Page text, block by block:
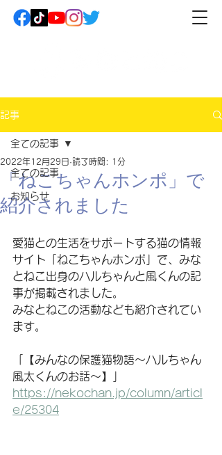
記事
全ての記事
お知らせ
全ての記事
「ねこちゃんホンポ」で
紹介されました
2022年12月29日 読了時間: 1分
愛猫との生活をサポートする猫の情報
サイト「ねこちゃんホンポ」で、みな
とねこ出身のハルちゃんと風くんの記
事が掲載されました。
みなとねこの活動なども紹介されてい
ます。
「【みんなの保護猫物語〜ハルちゃん
風太くんのお話〜】」
https://nekochan.jp/column/articl
e/25304